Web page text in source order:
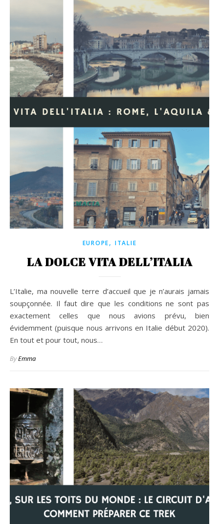
EUROPE, ITALIE
LA DOLCE VITA DELL’ITALIA
L’Italie, ma nouvelle terre d’accueil que je n’aurais jamais
soupçonnée. Il faut dire que les conditions ne sont pas
exactement celles que nous avions prévu, bien
évidemment (puisque nous arrivons en Italie début 2020).
En tout et pour tout, nous…
ByEmma